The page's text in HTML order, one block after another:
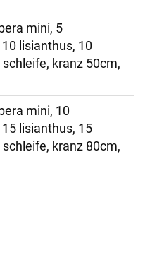
mini, 5
lisianthus, 10
kranz 50cm,
mini, 10
lisianthus, 15
kranz 80cm,